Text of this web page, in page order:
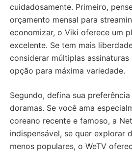
cuidadosamente. Primeiro,
orçamento mensal para
economizar, o Viki oferece um
excelente. Se tem mais
considerar múltiplas
opção para máxima variedade.
Segundo, defina sua
doramas. Se você ama
coreano recente e famoso, a
indispensável, se quer explorar
menos populares, o WeTV